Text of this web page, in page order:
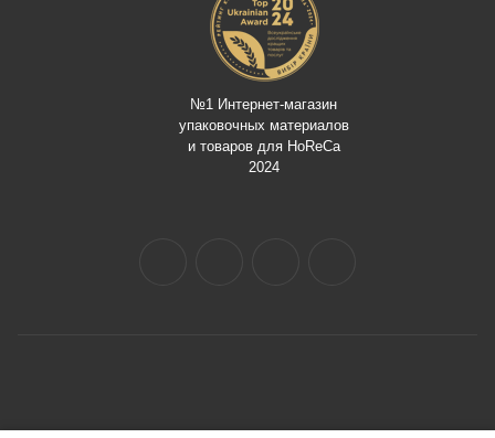
№1 Интернет-магазин
упаковочных материалов
и товаров для HoReCa
2024